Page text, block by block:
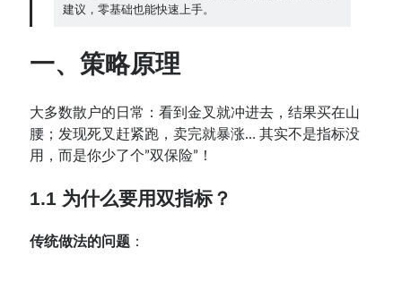
网站备案号：鄂ICP备2024064768号
建议，零基础也能快速上手。
一、策略原理
大多数散户的日常：看到金叉就冲进去，结果买在山
腰；发现死叉赶紧跑，卖完就暴涨… 其实不是指标没
用，而是你少了个”双保险”！
1.1 为什么要用双指标？
传统做法的问题 ：